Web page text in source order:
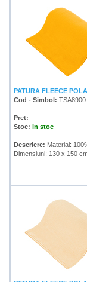
PATURA FLEECE
Cod - Simbol:
Pret:
Stoc: in stoc
Descriere: Material:
Dimensiuni: 130 x 150